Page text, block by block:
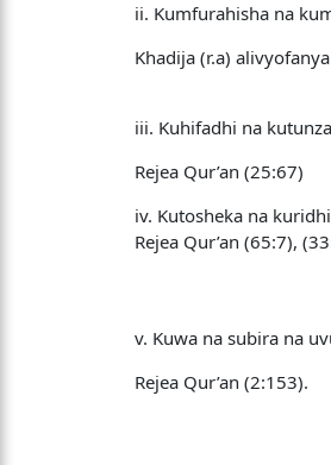
ii. Kumfurahisha na
Khadija (r.a)
iii. Kuhifadhi na
Rejea Qur’an (25:67)
iv. Kutosheka na
Rejea Qur’an (65:7),
v. Kuwa na subira na
Rejea Qur’an (2:153).